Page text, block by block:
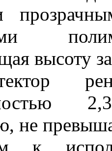
высоту
не
к